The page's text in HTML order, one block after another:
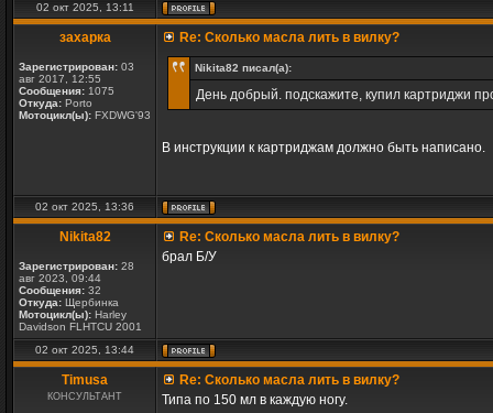
02 окт 2025, 13:11
захарка
Зарегистрирован: 03
авг 2017, 12:55
Сообщения: 1075
Откуда: Porto
Мотоцикл(ы): FXDWG'93
Re: Сколько масла лить в вилку?
Nikita82 писал(а):
День добрый. подскажите, купил картриджи
В инструкции к картриджам должно быть написано.
02 окт 2025, 13:36
Nikita82
Зарегистрирован: 28
авг 2023, 09:44
Сообщения: 32
Откуда: Щербинка
Мотоцикл(ы): Harley
Davidson FLHTCU 2001
Re: Сколько масла лить в вилку?
брал Б/У
02 окт 2025, 13:44
Timusa
КОНСУЛЬТАНТ
Re: Сколько масла лить в вилку?
Типа по 150 мл в каждую ногу.